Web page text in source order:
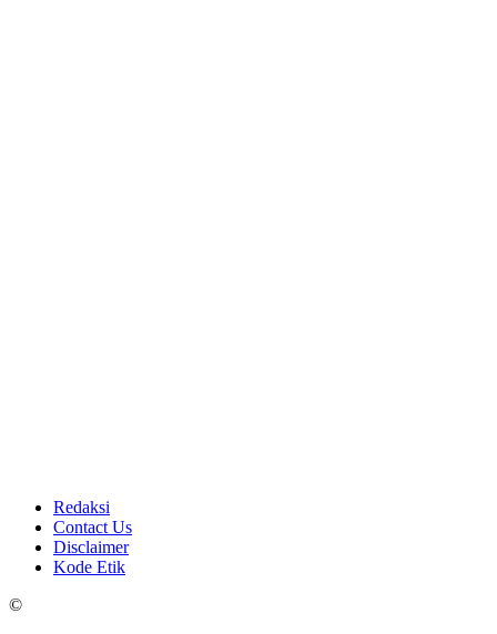
Redaksi
Contact Us
Disclaimer
Kode Etik
©